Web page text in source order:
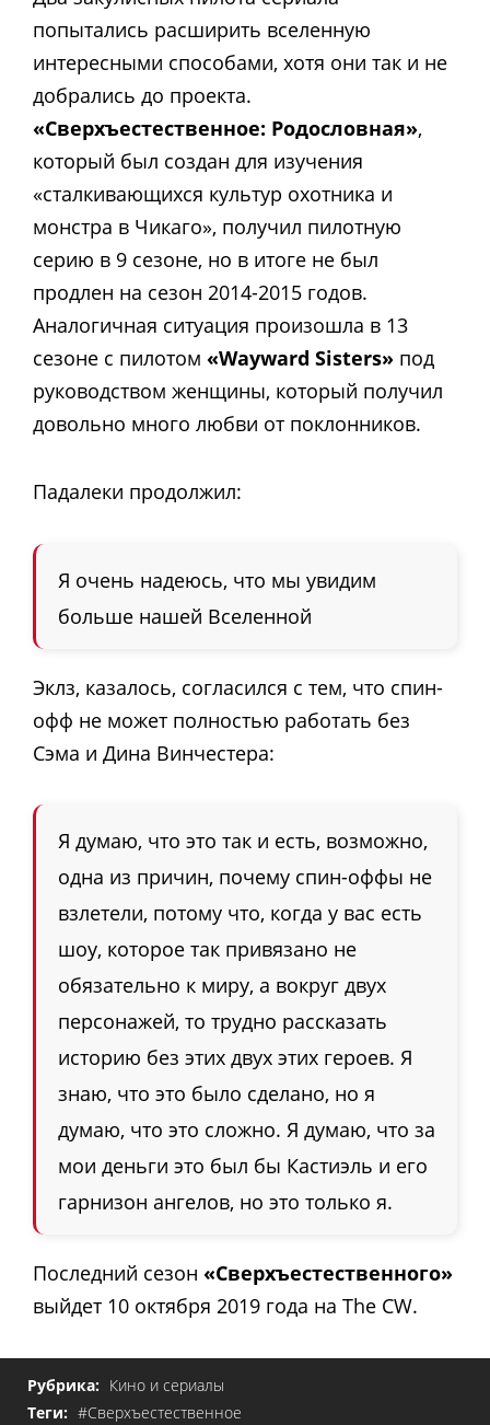
попытались расширить вселенную
интересными способами, хотя они так и не
добрались до проекта.
«Сверхъестественное: Родословная»,
который был создан для изучения
«сталкивающихся культур охотника и
монстра в Чикаго», получил пилотную
серию в 9 сезоне, но в итоге не был
продлен на сезон 2014-2015 годов.
Аналогичная ситуация произошла в 13
сезоне с пилотом «Wayward Sisters» под
руководством женщины, который получил
довольно много любви от поклонников.
Падалеки продолжил:
Я очень надеюсь, что мы увидим
больше нашей Вселенной
Эклз, казалось, согласился с тем, что спин-
офф не может полностью работать без
Сэма и Дина Винчестера:
Я думаю, что это так и есть, возможно,
одна из причин, почему спин-оффы не
взлетели, потому что, когда у вас есть
шоу, которое так привязано не
обязательно к миру, а вокруг двух
персонажей, то трудно рассказать
историю без этих двух этих героев. Я
знаю, что это было сделано, но я
думаю, что это сложно. Я думаю, что за
мои деньги это был бы Кастиэль и его
гарнизон ангелов, но это только я.
Последний сезон «Сверхъестественного»
выйдет 10 октября 2019 года на The CW.
Рубрика: Кино и сериалы
Теги: #Сверхъестественное